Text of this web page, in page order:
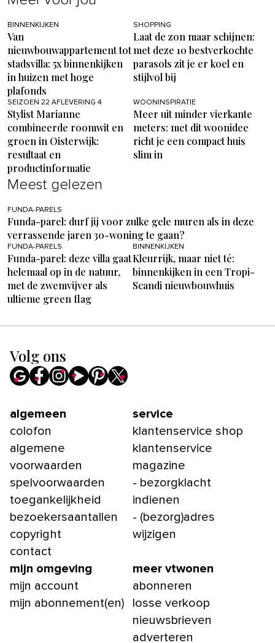
BINNENKIJKEN
Van
nieuwbouwappartement tot
stadsvilla: 5x binnenkijken
in huizen met hoge
plafonds
SHOPPING
Laat de zon maar schijnen:
met deze 10 bestverkochte
parasols zit je er koel en
stijlvol bij
SEIZOEN 22 AFLEVERING 4
Stylist Marianne
combineerde roomwit en
groen in Oisterwijk:
resultaat en
productinformatie
WOONINSPIRATIE
Meer uit minder vierkante
meters: met dit woonidee
richt je een compact huis
slim in
Meest gelezen
FUNDA-PARELS
Funda-parel: durf jij voor zulke gele muren als in deze
verrassende jaren 30-woning te gaan?
FUNDA-PARELS
Funda-parel: deze villa gaat
helemaal op in de natuur,
met de zwemvijver als
ultieme green flag
BINNENKIJKEN
Kleurrijk, maar niet té:
binnenkijken in een Tropi-
Scandi nieuwbouwhuis
Volg ons
algemeen
colofon
algemene
voorwaarden
spelvoorwaarden
toegankelijkheid
bezoekersaantallen
copyright
contact
service
klantenservice shop
klantenservice
magazine
- bezorgklacht
indienen
- (bezorg)adres
wijzigen
mijn omgeving
mijn account
mijn abonnement(en)
meer vtwonen
abonneren
losse verkoop
nieuwsbrieven
adverteren